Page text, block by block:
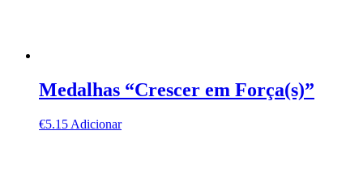
Medalhas “Crescer em Força(s)”
€5.15 Adicionar